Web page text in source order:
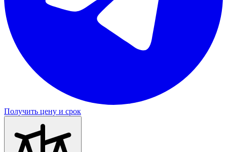
Получить цену и срок